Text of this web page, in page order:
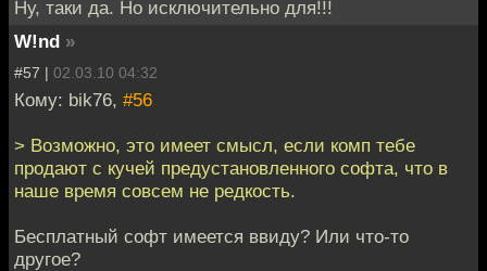
Ну, таки да. Но исключительно для!!!
W!nd »
#57 | 02.03.10 04:32
Кому: bik76, #56
> Возможно, это имеет смысл, если комп тебе
продают с кучей предустановленного софта, что в
наше время совсем не редкость.
Бесплатный софт имеется ввиду? Или что-то
другое?